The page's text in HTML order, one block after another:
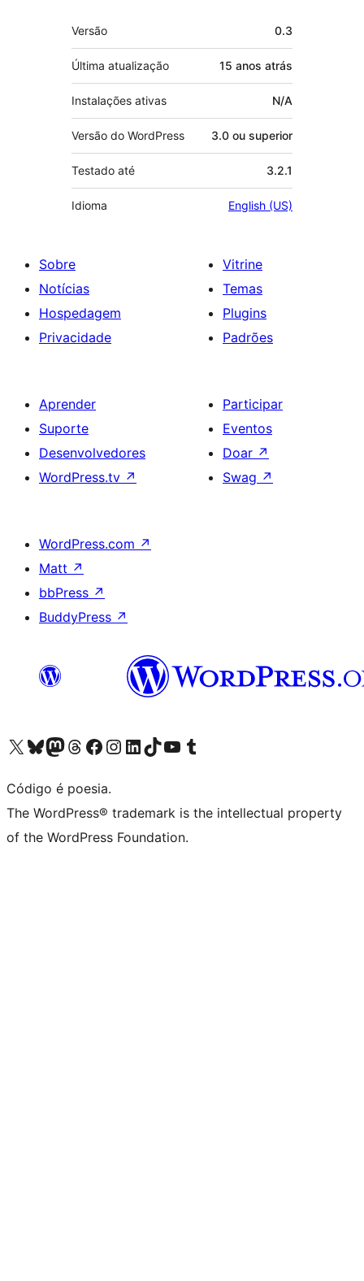
Meta
Versão 0.3
Última atualização 15 anos atrás
Instalações ativas N/A
Versão do WordPress 3.0 ou superior
Testado até 3.2.1
Idioma English (US)
Sobre
Notícias
Hospedagem
Privacidade
Vitrine
Temas
Plugins
Padrões
Aprender
Suporte
Desenvolvedores
WordPress.tv ↗
Participar
Eventos
Doar ↗
Swag ↗
WordPress.com ↗
Matt ↗
bbPress ↗
BuddyPress ↗
Acessar nossa conta do X (antigo Twitter)
Acessar nossa conta do Bluesky
Acessar nossa conta do Mastodon
Acessar nossa conta do Threads
Acessar nossa página do Facebook
Acessar nossa conta do Instagram
Acessar nossa conta do LinkedIn
Acessar nossa conta do TikTok
Acessar nosso canal do YouTube
Acessar nossa conta no Tumblr
Código é poesia.
The WordPress® trademark is the intellectual property
of the WordPress Foundation.